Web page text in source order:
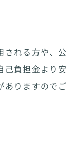
れる方や、公
己負担金より安
ありますのでご